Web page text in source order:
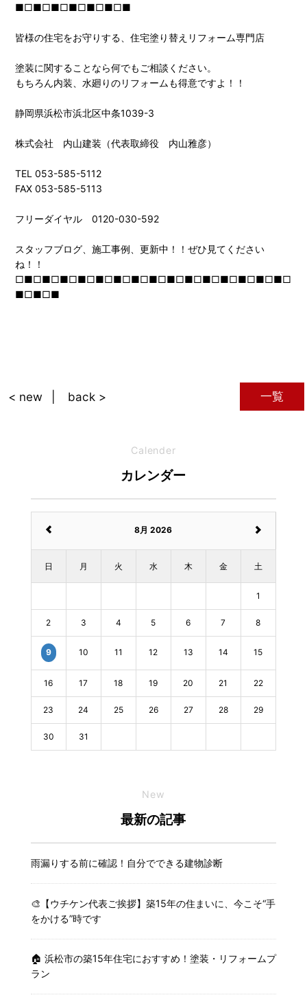
■□■□■□■□■□■□■
皆様の住宅をお守りする、住宅塗り替えリフォーム専門店
塗装に関することなら何でもご相談ください。
もちろん内装、水廻りのリフォームも得意ですよ！！
静岡県浜松市浜北区中条1039-3
株式会社 内山建装（代表取締役 内山雅彦）
TEL 053-585-5112
FAX 053-585-5113
フリーダイヤル 0120-030-592
スタッフブログ、施工事例、更新中！！ぜひ見てください
ね！！
□■□■□■□■□■□■□■□■□■□■□■□■□■□■□■□
■□■□■
一覧
< new back >
Calender
カレンダー
8月 2026
日 月 火 水 木 金 土
1
2 3 4 5 6 7 8
9 10 11 12 13 14 15
16 17 18 19 20 21 22
23 24 25 26 27 28 29
30 31
New
最新の記事
雨漏りする前に確認！自分でできる建物診断
🎨【ウチケン代表ご挨拶】築15年の住まいに、今こそ“手
をかける”時です
🏠 浜松市の築15年住宅におすすめ！塗装・リフォームプ
ラン